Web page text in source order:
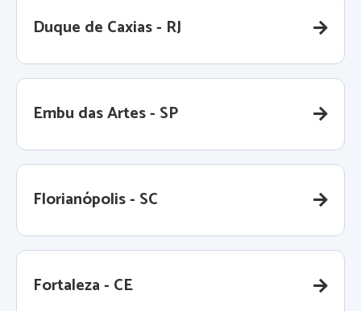
Duque de Caxias - RJ
Embu das Artes - SP
Florianópolis - SC
Fortaleza - CE